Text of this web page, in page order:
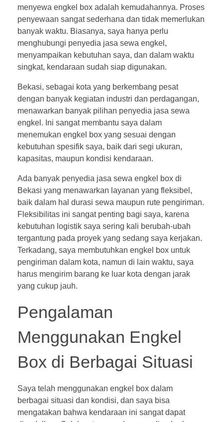
menyewa engkel box adalah kemudahannya. Proses
penyewaan sangat sederhana dan tidak memerlukan
banyak waktu. Biasanya, saya hanya perlu
menghubungi penyedia jasa sewa engkel,
menyampaikan kebutuhan saya, dan dalam waktu
singkat, kendaraan sudah siap digunakan.
Bekasi, sebagai kota yang berkembang pesat
dengan banyak kegiatan industri dan perdagangan,
menawarkan banyak pilihan penyedia jasa sewa
engkel. Ini sangat membantu saya dalam
menemukan engkel box yang sesuai dengan
kebutuhan spesifik saya, baik dari segi ukuran,
kapasitas, maupun kondisi kendaraan.
Ada banyak penyedia jasa sewa engkel box di
Bekasi yang menawarkan layanan yang fleksibel,
baik dalam hal durasi sewa maupun rute pengiriman.
Fleksibilitas ini sangat penting bagi saya, karena
kebutuhan logistik saya sering kali berubah-ubah
tergantung pada proyek yang sedang saya kerjakan.
Terkadang, saya membutuhkan engkel box untuk
pengiriman dalam kota, namun di lain waktu, saya
harus mengirim barang ke luar kota dengan jarak
yang cukup jauh.
Pengalaman
Menggunakan Engkel
Box di Berbagai Situasi
Saya telah menggunakan engkel box dalam
berbagai situasi dan kondisi, dan saya bisa
mengatakan bahwa kendaraan ini sangat dapat